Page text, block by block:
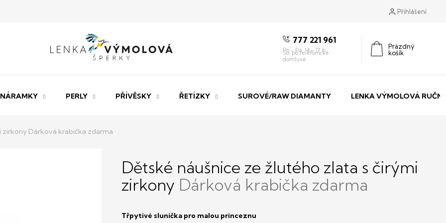
Přihlášení
777 221 961
Nákupní
košík
Prázdný
košík
NÁRAMKY PERLY PŘÍVĚSKY ŘETÍZKY SUROVÉ/RAW DIAMANTY LENKA VÝMOLOVÁ
zirkony Dárková krabička zdarma
Dětské náušnice ze žlutého zlata s čirými
zirkony Dárková krabička zdarma
Třpytivé sluníčka pro malou princeznu